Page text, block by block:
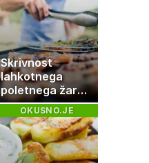
Skrivnost
lahkotnega
poletnega žara,
po katerem ne
boste
potrebovali
popoldanskega
spanca
OKUSNO.JE